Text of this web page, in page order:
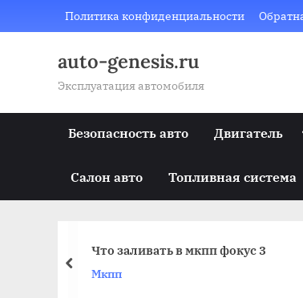
to
Политика конфиденциальности
auto-genesis.ru
Эксплуатация автомобиля
Безопасность авто Двигатель
Салон авто Топливная система
Что заливать в мкпп фокус 3
Мкпп
prev